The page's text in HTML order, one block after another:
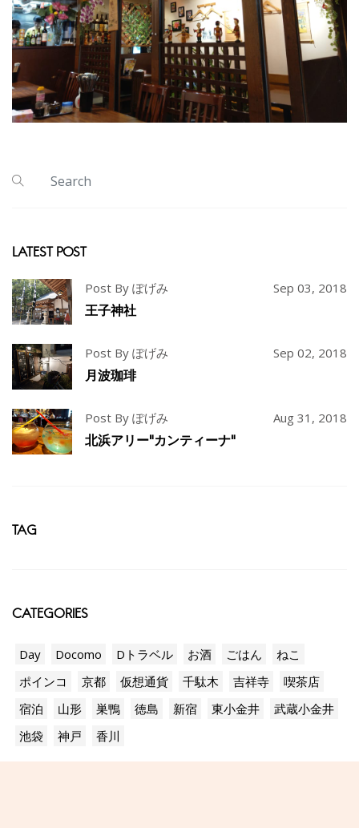
LATEST POST
Post By ぽげみ Sep 03, 2018
王子神社
Post By ぽげみ Sep 02, 2018
月波珈琲
Post By ぽげみ Aug 31, 2018
北浜アリー"カンティーナ"
TAG
CATEGORIES
Day Docomo Dトラベル お酒 ごはん
ねこ
ポインコ
京都 仮想通貨 千駄木 吉祥寺
喫茶店
宿泊
山形 巣鴨 徳島 新宿 東小金井
武蔵小金井
池袋
神戸 香川